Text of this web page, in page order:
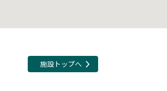
施設トップへ